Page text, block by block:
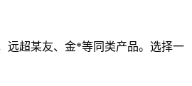
远超某友、金*等同类产品。选择一